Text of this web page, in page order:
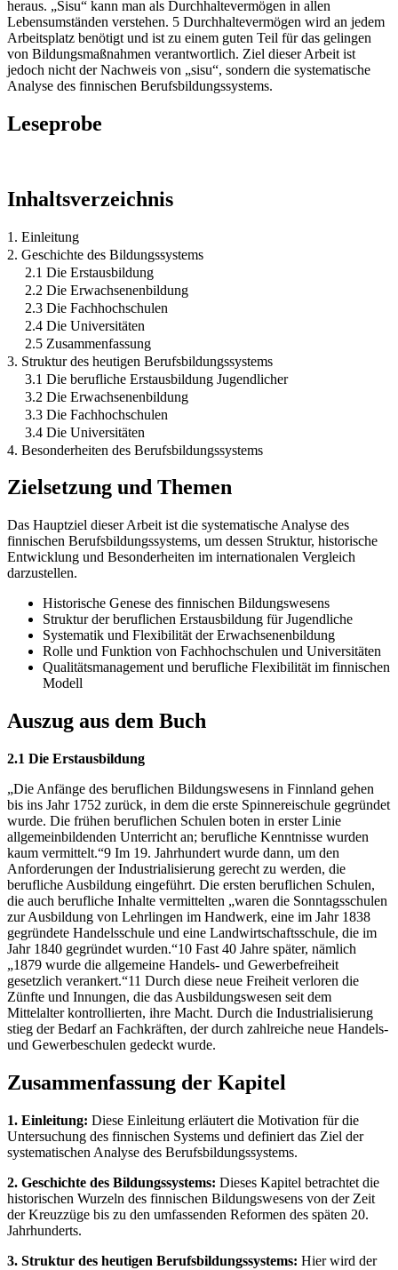
heraus. „Sisu“ kann man als Durchhaltevermögen in allen
Lebensumständen verstehen. 5 Durchhaltevermögen wird an jedem
Arbeitsplatz benötigt und ist zu einem guten Teil für das gelingen
von Bildungsmaßnahmen verantwortlich. Ziel dieser Arbeit ist
jedoch nicht der Nachweis von „sisu“, sondern die systematische
Analyse des finnischen Berufsbildungssystems.
Leseprobe
Inhaltsverzeichnis
1. Einleitung
2. Geschichte des Bildungssystems
2.1 Die Erstausbildung
2.2 Die Erwachsenenbildung
2.3 Die Fachhochschulen
2.4 Die Universitäten
2.5 Zusammenfassung
3. Struktur des heutigen Berufsbildungssystems
3.1 Die berufliche Erstausbildung Jugendlicher
3.2 Die Erwachsenenbildung
3.3 Die Fachhochschulen
3.4 Die Universitäten
4. Besonderheiten des Berufsbildungssystems
Zielsetzung und Themen
Das Hauptziel dieser Arbeit ist die systematische Analyse des
finnischen Berufsbildungssystems, um dessen Struktur, historische
Entwicklung und Besonderheiten im internationalen Vergleich
darzustellen.
Historische Genese des finnischen Bildungswesens
Struktur der beruflichen Erstausbildung für Jugendliche
Systematik und Flexibilität der Erwachsenenbildung
Rolle und Funktion von Fachhochschulen und Universitäten
Qualitätsmanagement und berufliche Flexibilität im finnischen
Modell
Auszug aus dem Buch
2.1 Die Erstausbildung
„Die Anfänge des beruflichen Bildungswesens in Finnland gehen
bis ins Jahr 1752 zurück, in dem die erste Spinnereischule gegründet
wurde. Die frühen beruflichen Schulen boten in erster Linie
allgemeinbildenden Unterricht an; berufliche Kenntnisse wurden
kaum vermittelt.“9 Im 19. Jahrhundert wurde dann, um den
Anforderungen der Industrialisierung gerecht zu werden, die
berufliche Ausbildung eingeführt. Die ersten beruflichen Schulen,
die auch berufliche Inhalte vermittelten „waren die Sonntagsschulen
zur Ausbildung von Lehrlingen im Handwerk, eine im Jahr 1838
gegründete Handelsschule und eine Landwirtschaftsschule, die im
Jahr 1840 gegründet wurden.“10 Fast 40 Jahre später, nämlich
„1879 wurde die allgemeine Handels- und Gewerbefreiheit
gesetzlich verankert.“11 Durch diese neue Freiheit verloren die
Zünfte und Innungen, die das Ausbildungswesen seit dem
Mittelalter kontrollierten, ihre Macht. Durch die Industrialisierung
stieg der Bedarf an Fachkräften, der durch zahlreiche neue Handels-
und Gewerbeschulen gedeckt wurde.
Zusammenfassung der Kapitel
1. Einleitung: Diese Einleitung erläutert die Motivation für die
Untersuchung des finnischen Systems und definiert das Ziel der
systematischen Analyse des Berufsbildungssystems.
2. Geschichte des Bildungssystems: Dieses Kapitel betrachtet die
historischen Wurzeln des finnischen Bildungswesens von der Zeit
der Kreuzzüge bis zu den umfassenden Reformen des späten 20.
Jahrhunderts.
3. Struktur des heutigen Berufsbildungssystems: Hier wird der